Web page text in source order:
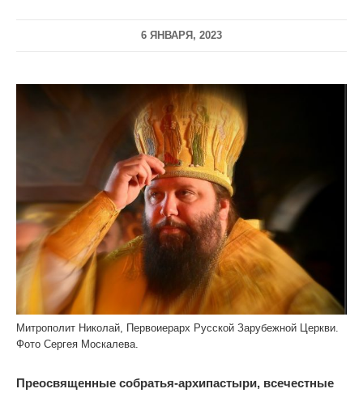
6 ЯНВАРЯ, 2023
Митрополит Николай, Первоиерарх Русской Зарубежной Церкви.
Фото Сергея Москалева.
Преосвященные собратья-архипастыри, всечестные